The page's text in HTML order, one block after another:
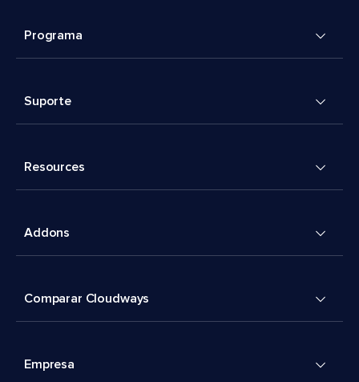
Programa
Suporte
Resources
Addons
Comparar Cloudways
Empresa